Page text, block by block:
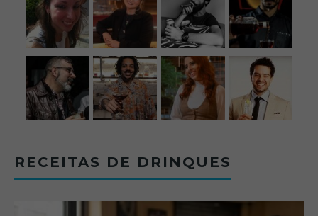
RECEITAS DE DRINQUES